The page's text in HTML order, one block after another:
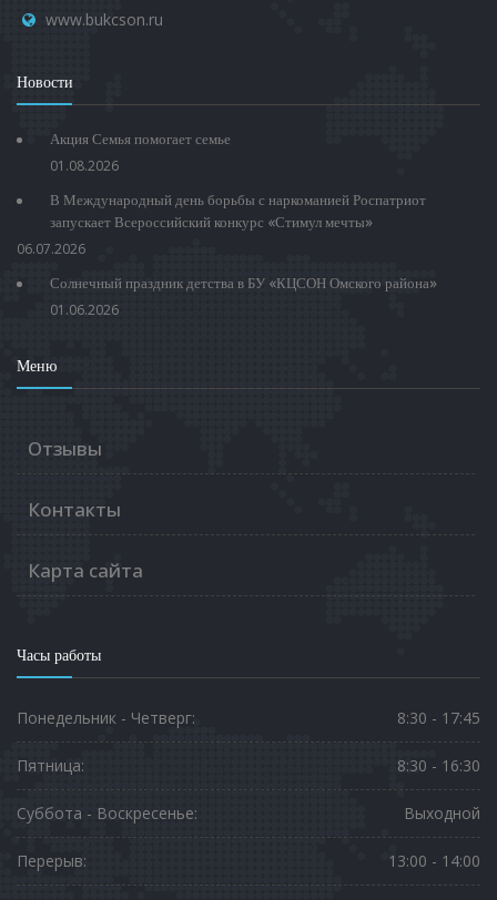
www.bukcson.ru
Новости
Акция Семья помогает семье
01.08.2026
В Международный день борьбы с наркоманией Роспатриот
запускает Всероссийский конкурс «Стимул мечты»
06.07.2026
Солнечный праздник детства в БУ «КЦСОН Омского района»
01.06.2026
Меню
Отзывы
Контакты
Карта сайта
Часы работы
Понедельник - Четверг: 8:30 - 17:45
Пятница: 8:30 - 16:30
Суббота - Воскресенье: Выходной
Перерыв: 13:00 - 14:00